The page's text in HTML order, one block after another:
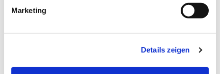
Marketing
Details zeigen